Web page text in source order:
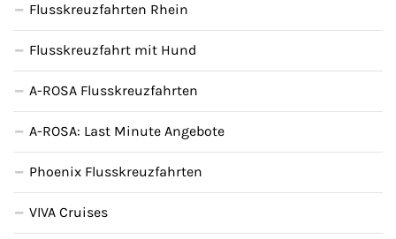
Flusskreuzfahrten Rhein
Flusskreuzfahrt mit Hund
A-ROSA Flusskreuzfahrten
A-ROSA: Last Minute Angebote
Phoenix Flusskreuzfahrten
VIVA Cruises